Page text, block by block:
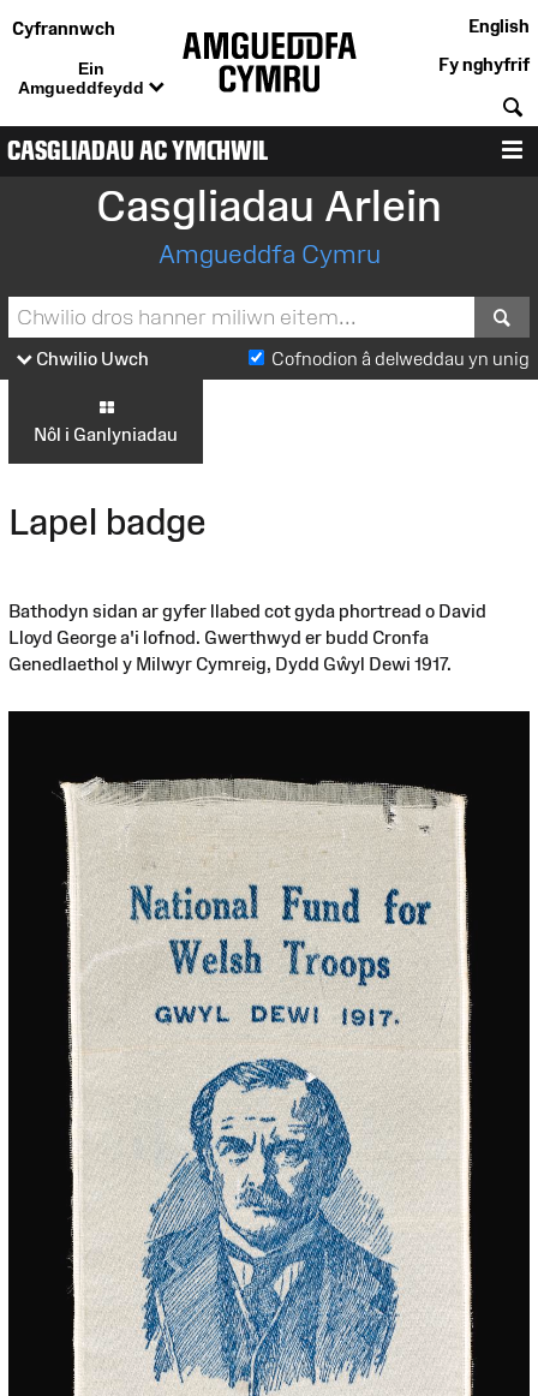
Cyfrannwch
Ein
Amgueddfeydd
English
Fy nghyfrif
CASGLIADAU AC YMCHWIL
Casgliadau Arlein
Amgueddfa Cymru
Chwilio Uwch Cofnodion â delweddau yn unig
Nôl i Ganlyniadau
Lapel badge
Bathodyn sidan ar gyfer llabed cot gyda phortread o David
Lloyd George a'i lofnod. Gwerthwyd er budd Cronfa
Genedlaethol y Milwyr Cymreig, Dydd Gŵyl Dewi 1917.